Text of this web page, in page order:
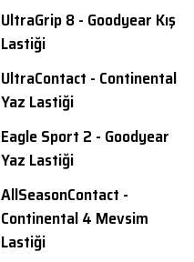
UltraGrip 8 - Goodyear Kış
Lastiği
UltraContact - Continental
Yaz Lastiği
Eagle Sport 2 - Goodyear
Yaz Lastiği
AllSeasonContact -
Continental 4 Mevsim
Lastiği